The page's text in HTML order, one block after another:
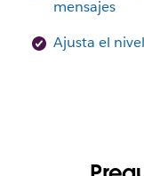
mensajes
Ajusta el